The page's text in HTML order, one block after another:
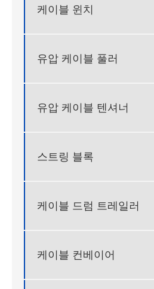
케이블 윈치
유압 케이블 풀러
유압 케이블 텐셔너
스트링 블록
케이블 드럼 트레일러
케이블 컨베이어